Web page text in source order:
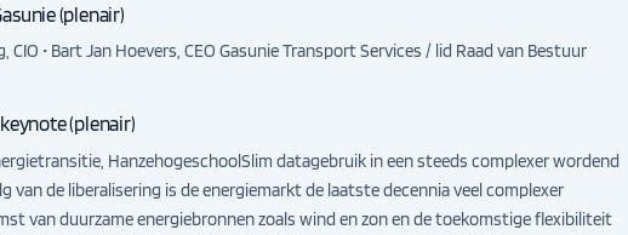
(plenair)
CIO • Bart Jan Hoevers, CEO Gasunie Transport Services / lid Raad van Bestuur
(plenair)
HanzehogeschoolSlim datagebruik in een steeds complexer wordend
van de liberalisering is de energiemarkt de laatste decennia veel complexer
van duurzame energiebronnen zoals wind en zon en de toekomstige flexibiliteit